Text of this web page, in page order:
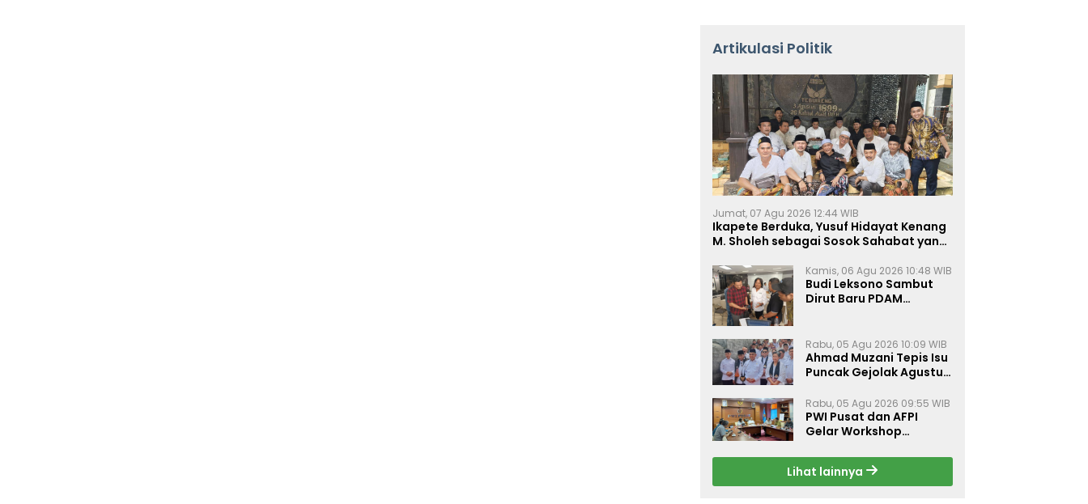
Artikulasi Politik
Jumat, 07 Agu 2026 12:44 WIB
Ikapete Berduka, Yusuf Hidayat Kenang
M. Sholeh sebagai Sosok Sahabat yang
Kamis, 06 Agu 2026 10:48 WIB
Budi Leksono Sambut
Dirut Baru PDAM
Makin Prima
Rabu, 05 Agu 2026 10:09 WIB
Ahmad Muzani Tepis Isu
Puncak Gejolak Agustus
Perkuat Persatuan
Rabu, 05 Agu 2026 09:55 WIB
PWI Pusat dan AFPI
Gelar Workshop
Inklusi Keuangan, dan
Perlindungan Publik
Lihat lainnya